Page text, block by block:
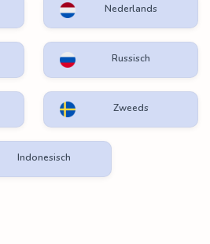
Nederlands
Russisch
Zweeds
Indonesisch